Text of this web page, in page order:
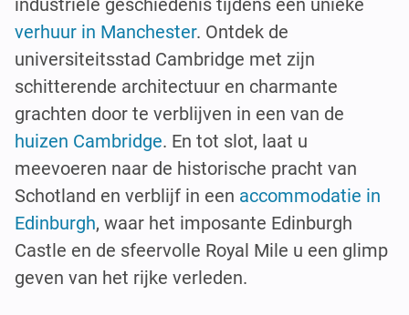
industriële geschiedenis tijdens een unieke
verhuur in Manchester. Ontdek de
universiteitsstad Cambridge met zijn
schitterende architectuur en charmante
grachten door te verblijven in een van de
huizen Cambridge. En tot slot, laat u
meevoeren naar de historische pracht van
Schotland en verblijf in een accommodatie in
Edinburgh, waar het imposante Edinburgh
Castle en de sfeervolle Royal Mile u een glimp
geven van het rijke verleden.